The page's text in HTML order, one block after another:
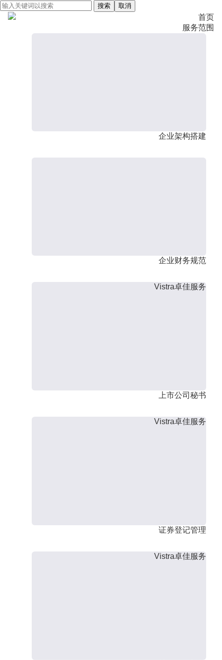
搜索 取消
首页
服务范围
企业架构搭建
企业财务规范
Vistra卓佳服务
上市公司秘书
Vistra卓佳服务
证券登记管理
Vistra卓佳服务